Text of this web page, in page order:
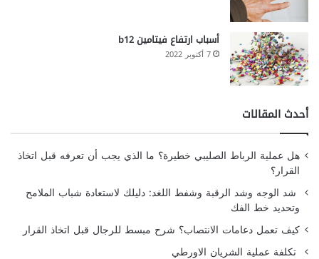
أسباب ارتفاع فيتامين b12
7 أكتوبر 2022
أحدث المقالات
هل عملية الرباط الصليبي خطيرة؟ ما الذي يجب أن تعرفه قبل اتخاذ
القرار؟
شد الوجه وشد الرقبة وشفط اللغد: دليلك لاستعادة شباب الملامح
وتحديد خط الفك
كيف تعمل دعامات الانتصاب؟ شرح مبسط للرجال قبل اتخاذ القرار
تكلفة عملية الشريان الاورطي